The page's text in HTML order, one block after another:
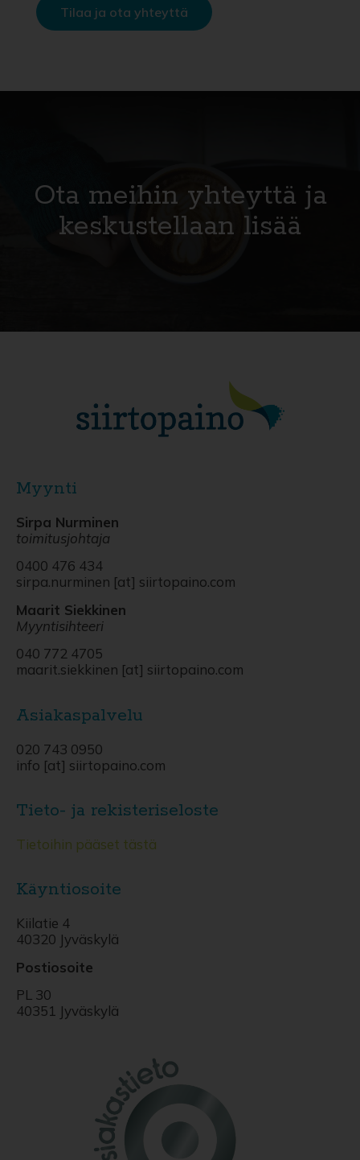
Tilaa ja ota yhteyttä
Ota meihin yhteyttä ja
keskustellaan lisää
Myynti
Sirpa Nurminen
toimitusjohtaja
0400 476 434
sirpa.nurminen [at] siirtopaino.com
Maarit Siekkinen
Myyntisihteeri
040 772 4705
maarit.siekkinen [at] siirtopaino.com
Asiakaspalvelu
020 743 0950
info [at] siirtopaino.com
Tieto- ja rekisteriseloste
Tietoihin pääset tästä
Käyntiosoite
Kiilatie 4
40320 Jyväskylä
Postiosoite
PL 30
40351 Jyväskylä